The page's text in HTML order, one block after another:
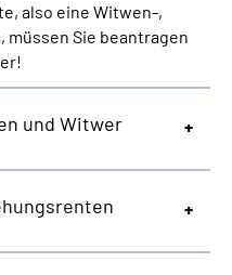
also eine Witwen-,
Sie beantragen
und Witwer